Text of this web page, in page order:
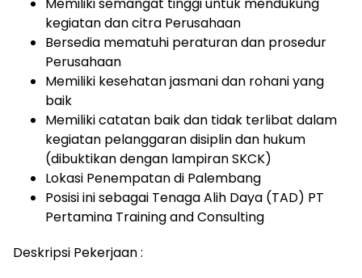
Memiliki semangat tinggi untuk mendukung
kegiatan dan citra Perusahaan
Bersedia mematuhi peraturan dan prosedur
Perusahaan
Memiliki kesehatan jasmani dan rohani yang
baik
Memiliki catatan baik dan tidak terlibat dalam
kegiatan pelanggaran disiplin dan hukum
(dibuktikan dengan lampiran SKCK)
Lokasi Penempatan di Palembang
Posisi ini sebagai Tenaga Alih Daya (TAD) PT
Pertamina Training and Consulting
Deskripsi Pekerjaan :